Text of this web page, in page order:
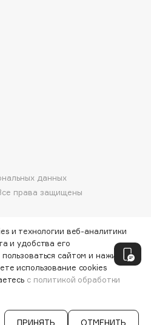
права защищены
данных
и технологии веб-аналитики
и удобства его
сайтом и нажимая
использование cookies
с политикой обработки
ПРИНЯТЬ ОТМЕНИТЬ